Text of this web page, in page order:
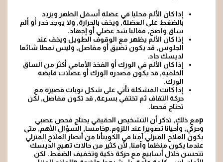
إذا كان الألم محليا في عضلة أسفل الظهر ويزيد
بالضغط على العضلة, ويخف بالحرارة, ولا يوجد خدر أو ألم
ساق واضح, فغالبا شد عضلي أو إجهاد.
إذا كان الألم يظهر مع الوقوف الطويل ويخف عند
الجلوس, قد يكون تضيق أو مفاصل, وليس نمطا شائعا
لديسك حاد.
إذا كان الألم في الورك أو الفخذ الأمامي أكثر من الساق
الخلفية, قد يكون مصدره الورك أو عضلات قابضة
الورك.
إذا كانت المشكلة تأتي على شكل نوبات قصيرة مع
حركة التفاف ثم تختفي بسرعة, قد تكون مفاصل, لكن
تحتاج فحصا.
pمع ذلك, تذكر أن التشخيص الحقيقي يحتاج فحص عصبي
وحركي, وأحيانا تصويرا عند اللزوم.pخامسا, السؤال الأهم, متى
يكون العلاج المنزلي آمنا في الكويتأنا من أنصار العلاج المنزلي
عندما يكون منظما وآمنا, لأن كثير من حالات تهيج الديسك
تتحسن خلال أسابيع مع حركة ذكية وتخفيف الضغط. لكن